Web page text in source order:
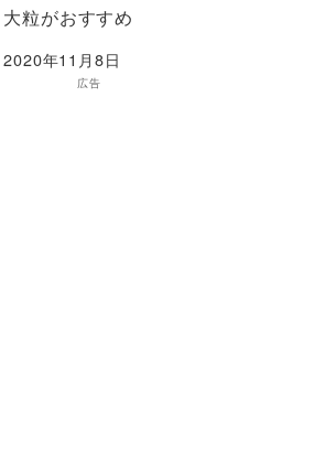
大粒がおすすめ
2020年11月8日
広告